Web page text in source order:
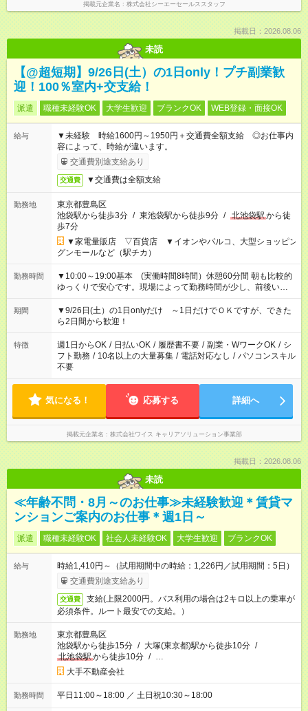
掲載元企業名 株式会社シーエーセールススタッフ
掲載日：2026.08.06
未読
【@超短期】9/26日(土）の1日only！プチ副業歓
迎！100％室内+交支給！
派遣 職種未経験OK 大学生歓迎 ブランクOK WEB登録・面接OK
給与
▼未経験 時給1600円～1950円＋交通費全額支給 ◎お仕事内
容によって、時給が違います。
交通費別途支給あり
交通費 ▼交通費は全額支給
勤務地
東京都豊島区
池袋駅から徒歩3分 / 東池袋駅から徒歩9分 / 北池袋駅から徒
歩7分
▼家電量販店 ▽百貨店 ▼イオンやパルコ、大型ショッピン
グンモールなど（駅チカ）
勤務時間
▼10:00～19:00基本 (実働時間8時間）休憩60分間 朝も比較的
ゆっくりで安心です。現場によって勤務時間が少し、前後いた
します。
期間
▼9/26日(土）の1日onlyだけ ～1日だけでＯＫですが、できた
ら2日間から歓迎！
特徴 週1日からOK / 日払いOK / 履歴書不要 / 副業・WワークOK / シ
フト勤務 / 10名以上の大量募集 / 電話対応なし / パソコンスキル
不要
気になる！ 応募する 詳細へ
掲載元企業名 株式会社ワイス キャリアソリューション事業部
掲載日：2026.08.06
未読
≪年齢不問・8月～のお仕事≫未経験歓迎＊賃貸マ
ンションご案内のお仕事＊週1日～
派遣 職種未経験OK 社会人未経験OK 大学生歓迎 ブランクOK
給与
時給1,410円～（試用期間中の時給：1,226円／試用期間：5日）
交通費別途支給あり
交通費
支給(上限2000円。バス利用の場合は2キロ以上の乗車が
必須条件。ルート最安での支給。）
勤務地
東京都豊島区
池袋駅から徒歩15分 / 大塚(東京都)駅から徒歩10分 /
北池袋駅から徒歩10分 / …
大手不動産会社
勤務時間 平日11:00～18:00 ／ 土日祝10:30～18:00